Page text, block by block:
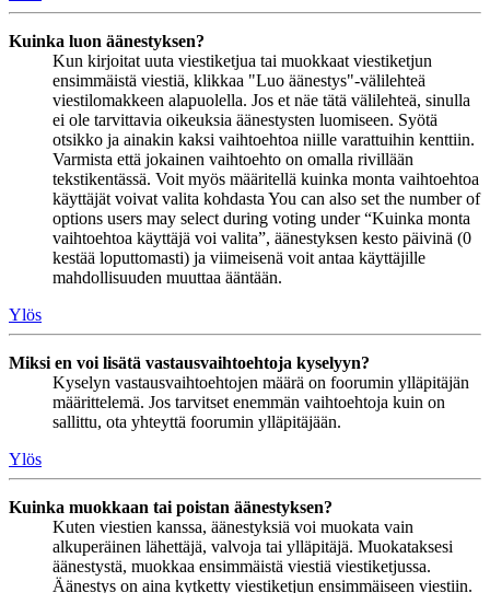
Kuinka luon äänestyksen?
Kun kirjoitat uuta viestiketjua tai muokkaat viestiketjun
ensimmäistä viestiä, klikkaa "Luo äänestys"-välilehteä
viestilomakkeen alapuolella. Jos et näe tätä välilehteä, sinulla
ei ole tarvittavia oikeuksia äänestysten luomiseen. Syötä
otsikko ja ainakin kaksi vaihtoehtoa niille varattuihin kenttiin.
Varmista että jokainen vaihtoehto on omalla rivillään
tekstikentässä. Voit myös määritellä kuinka monta vaihtoehtoa
käyttäjät voivat valita kohdasta You can also set the number of
options users may select during voting under “Kuinka monta
vaihtoehtoa käyttäjä voi valita”, äänestyksen kesto päivinä (0
kestää loputtomasti) ja viimeisenä voit antaa käyttäjille
mahdollisuuden muuttaa ääntään.
Ylös
Miksi en voi lisätä vastausvaihtoehtoja kyselyyn?
Kyselyn vastausvaihtoehtojen määrä on foorumin ylläpitäjän
määrittelemä. Jos tarvitset enemmän vaihtoehtoja kuin on
sallittu, ota yhteyttä foorumin ylläpitäjään.
Ylös
Kuinka muokkaan tai poistan äänestyksen?
Kuten viestien kanssa, äänestyksiä voi muokata vain
alkuperäinen lähettäjä, valvoja tai ylläpitäjä. Muokataksesi
äänestystä, muokkaa ensimmäistä viestiä viestiketjussa.
Äänestys on aina kytketty viestiketjun ensimmäiseen viestiin.